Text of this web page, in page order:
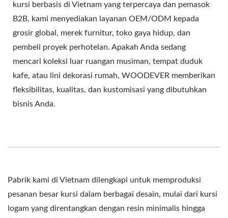
kursi berbasis di Vietnam yang terpercaya dan pemasok
B2B, kami menyediakan layanan OEM/ODM kepada
grosir global, merek furnitur, toko gaya hidup, dan
pembeli proyek perhotelan. Apakah Anda sedang
mencari koleksi luar ruangan musiman, tempat duduk
kafe, atau lini dekorasi rumah, WOODEVER memberikan
fleksibilitas, kualitas, dan kustomisasi yang dibutuhkan
bisnis Anda.
Pabrik kami di Vietnam dilengkapi untuk memproduksi
pesanan besar kursi dalam berbagai desain, mulai dari kursi
logam yang direntangkan dengan resin minimalis hingga